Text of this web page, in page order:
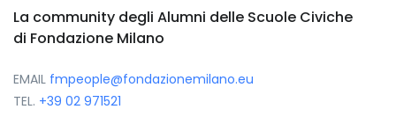
La community degli Alumni delle Scuole Civiche
di Fondazione Milano
EMAIL fmpeople@fondazionemilano.eu
TEL. +39 02 971521